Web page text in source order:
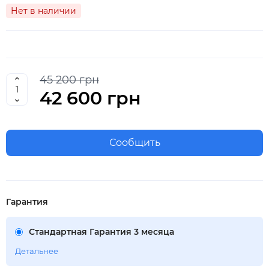
Нет в наличии
45 200 грн
42 600 грн
Сообщить
Гарантия
Стандартная Гарантия 3 месяца
Детальнее